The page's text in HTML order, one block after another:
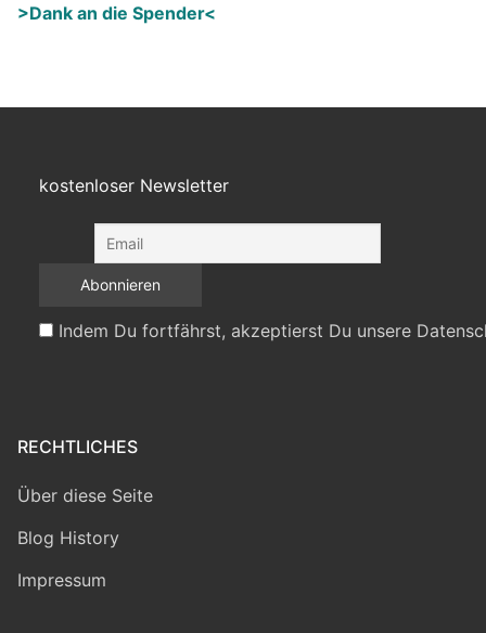
>Dank an die Spender<
kostenloser Newsletter
Indem Du fortfährst, akzeptierst Du unsere
RECHTLICHES
Über diese Seite
Blog History
Impressum